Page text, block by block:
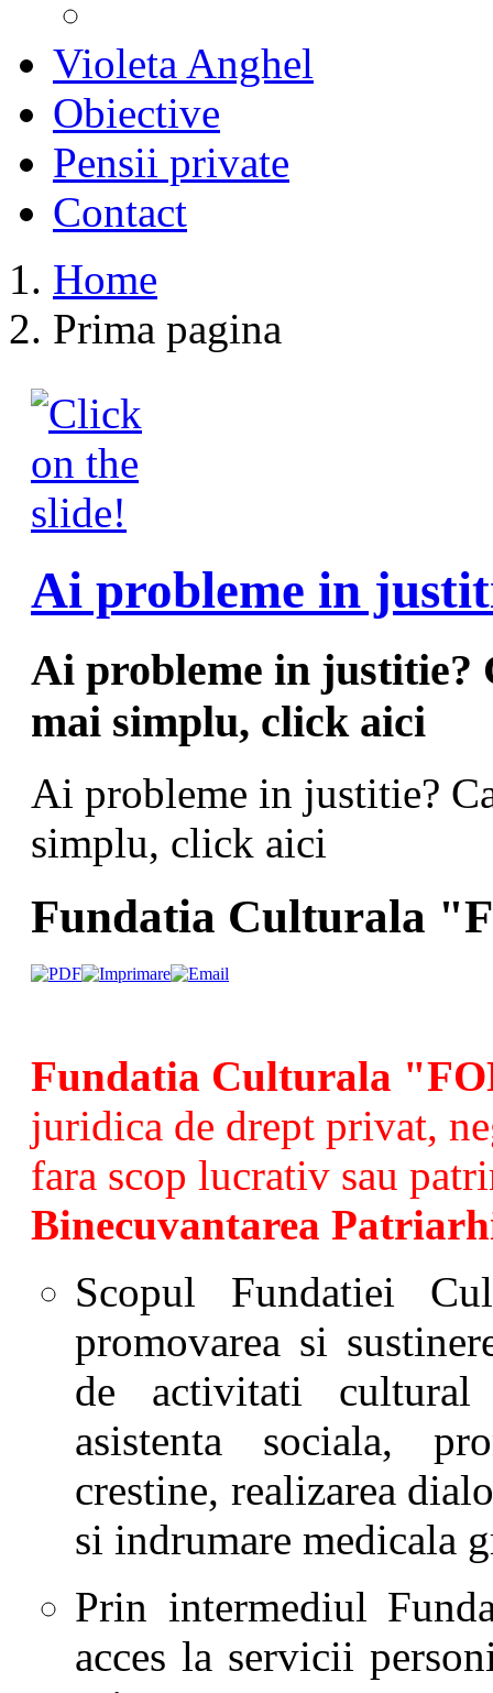
Violeta Anghel
Obiective
Pensii private
Contact
Home
Prima pagina
Ai probleme in
Ai probleme in justitie?
mai simplu, click aici
Ai probleme in justitie?
simplu, click aici
Fundatia Culturala
Fundatia Culturala
juridica de drept privat,
fara scop lucrativ sau
Binecuvantarea
Scopul Fundatiei
promovarea si
de activitati cultural
asistenta sociala,
crestine, realizarea
si indrumare medicala
Prin intermediul
acces la servicii